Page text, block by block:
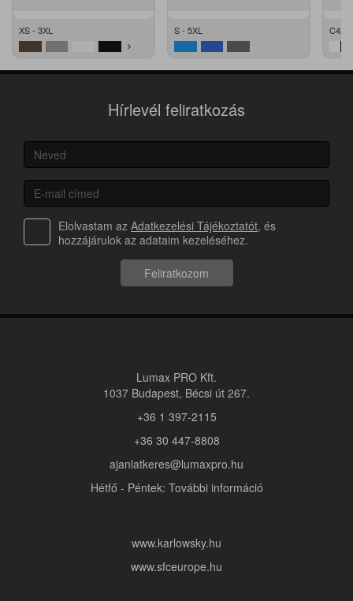
XS - 3XL S - 5XL C42 -
Hírlevél feliratkozás
Elolvastam az Adatkezelési Tájékoztatót, és
hozzájárulok az adataim kezeléséhez.
Feliratkozom
Lumax PRO Kft.
1037 Budapest, Bécsi út 267.
+36 1 397-2115
+36 30 447-8808
ajanlatkeres@lumaxpro.hu
Hétfő - Péntek: További információ
www.karlowsky.hu
www.sfceurope.hu